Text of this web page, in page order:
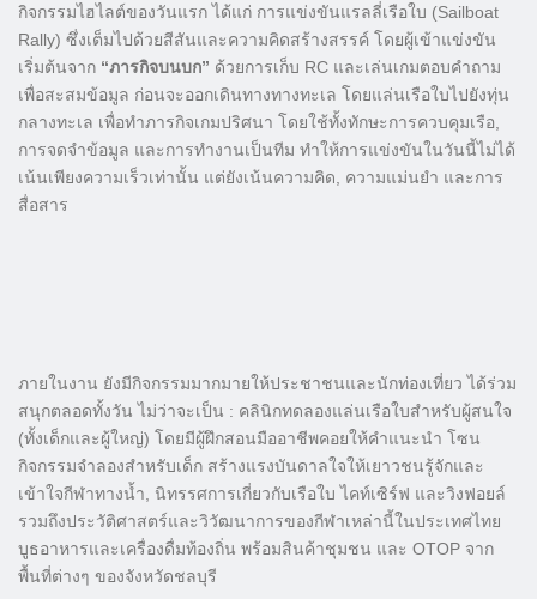
กิจกรรมไฮไลต์ของวันแรก ได้แก่ การแข่งขันแรลลี่เรือใบ (Sailboat
Rally) ซึ่งเต็มไปด้วยสีสันและความคิดสร้างสรรค์ โดยผู้เข้าแข่งขัน
เริ่มต้นจาก “ภารกิจบนบก” ด้วยการเก็บ RC และเล่นเกมตอบคำถาม
เพื่อสะสมข้อมูล ก่อนจะออกเดินทางทางทะเล โดยแล่นเรือใบไปยังทุ่น
กลางทะเล เพื่อทำภารกิจเกมปริศนา โดยใช้ทั้งทักษะการควบคุมเรือ,
การจดจำข้อมูล และการทำงานเป็นทีม ทำให้การแข่งขันในวันนี้ไม่ได้
เน้นเพียงความเร็วเท่านั้น แต่ยังเน้นความคิด, ความแม่นยำ และการ
สื่อสาร
ภายในงาน ยังมีกิจกรรมมากมายให้ประชาชนและนักท่องเที่ยว ได้ร่วม
สนุกตลอดทั้งวัน ไม่ว่าจะเป็น : คลินิกทดลองแล่นเรือใบสำหรับผู้สนใจ
(ทั้งเด็กและผู้ใหญ่) โดยมีผู้ฝึกสอนมืออาชีพคอยให้คำแนะนำ โซน
กิจกรรมจำลองสำหรับเด็ก สร้างแรงบันดาลใจให้เยาวชนรู้จักและ
เข้าใจกีฬาทางน้ำ, นิทรรศการเกี่ยวกับเรือใบ ไคท์เซิร์ฟ และวิงฟอยล์
รวมถึงประวัติศาสตร์และวิวัฒนาการของกีฬาเหล่านี้ในประเทศไทย
บูธอาหารและเครื่องดื่มท้องถิ่น พร้อมสินค้าชุมชน และ OTOP จาก
พื้นที่ต่างๆ ของจังหวัดชลบุรี